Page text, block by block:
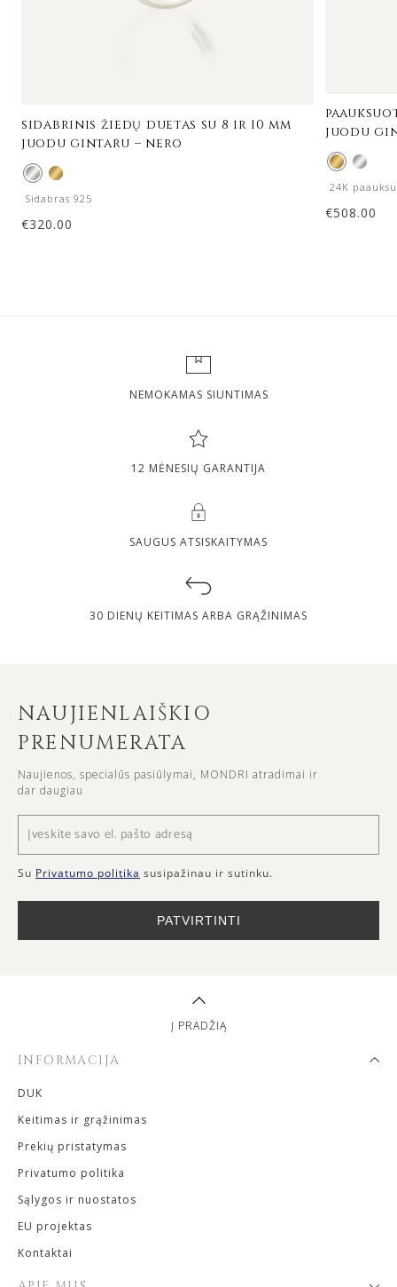
sidabrinis žiedų duetas su 8 ir 10 mm
juodu gintaru – nero
Sidabras 925
€320.00
juodu
24K
€508.00
NEMOKAMAS SIUNTIMAS
12 MĖNESIŲ GARANTIJA
SAUGUS ATSISKAITYMAS
30 DIENŲ KEITIMAS ARBA GRĄŽINIMAS
NAUJIENLAIŠKIO
PRENUMERATA
Naujienos, specialūs pasiūlymai, MONDRI atradimai ir
dar daugiau
Su Privatumo politika susipažinau ir sutinku.
PATVIRTINTI
INFORMACIJA
DUK
Keitimas ir grąžinimas
Prekių pristatymas
Privatumo politika
Sąlygos ir nuostatos
EU projektas
Kontaktai
Į PRADŽIĄ